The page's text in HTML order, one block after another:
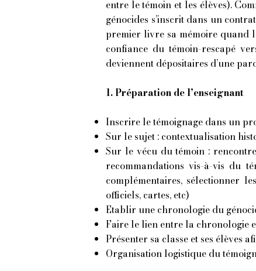
entre le témoin et les élèves).
génocides s’inscrit dans un
premier livre sa mémoire quand
confiance du témoin-rescapé
deviennent dépositaires d’une
1. Préparation de l’enseignant
Inscrire le témoignage dans un
Sur le sujet : contextualisation
Sur le vécu du témoin :
recommandations vis-à-vis du
complémentaires, sélectionner
officiels, cartes, etc)
Etablir une chronologie du
Faire le lien entre la chronologie
Présenter sa classe et ses élèves
Organisation logistique du